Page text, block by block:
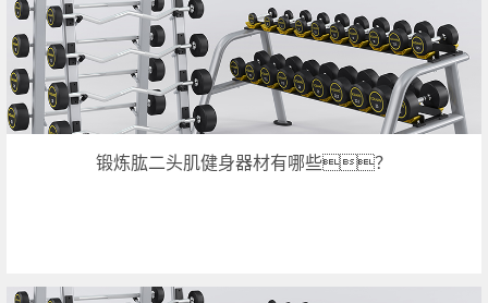
锻炼肱二头肌健身器材有哪些？